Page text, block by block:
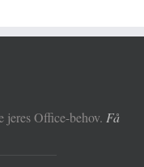
jeres Office-behov. Få